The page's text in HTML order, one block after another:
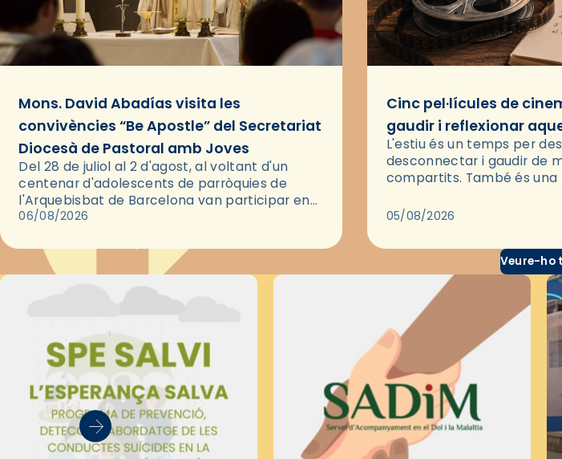
Mons. David Abadías visita les
convivències “Be Apostle” del Secretariat
Diocesà de Pastoral amb Joves
Del 28 de juliol al 2 d'agost, al voltant d'un
centenar d'adolescents de parròquies de
l'Arquebisbat de Barcelona van participar en
les convivències Be Apostle, organitzades pel
06/08/2026
Cinc pel·lícules de
gaudir i reflexionar
L'estiu és un temps per
desconnectar i gaudir de
compartits. També és
través del cinema,
05/08/2026
Veure-ho